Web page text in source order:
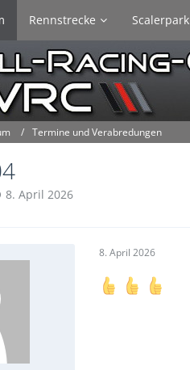
Rennstrecke Scalerpark
Termine und Verabredungen
8. April 2026
8. April 2026